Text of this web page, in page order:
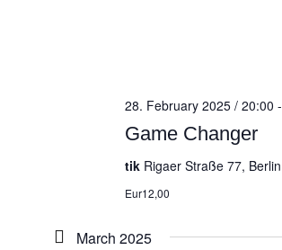
Game Changer
28. February 2025 / 20:00 -
tik Rigaer Straße 77, Berlin
Eur12,00
March 2025